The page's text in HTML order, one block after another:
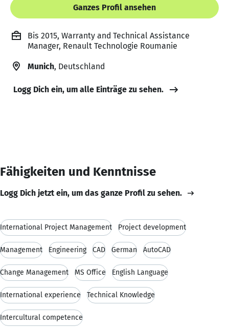
Ganzes Profil ansehen
Bis 2015, Warranty and Technical Assistance
Manager, Renault Technologie Roumanie
Munich, Deutschland
Logg Dich ein, um alle Einträge zu sehen.
Fähigkeiten und Kenntnisse
Logg Dich jetzt ein, um das ganze Profil zu sehen.
International Project Management Project development
Management Engineering CAD German AutoCAD
Change Management MS Office English Language
International experience Technical Knowledge
Intercultural competence